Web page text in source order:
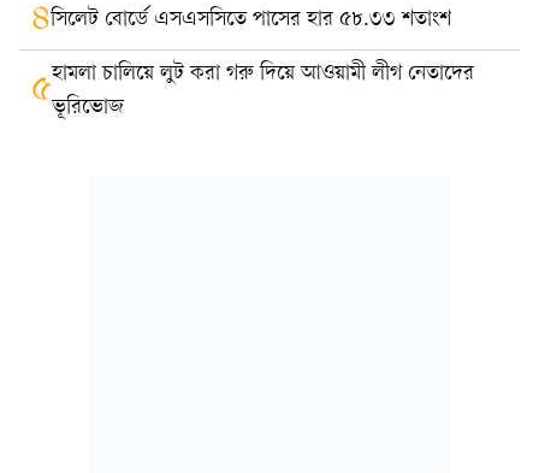
৪সিলেট বোর্ডে এসএসসিতে পাসের হার ৫৮.৩৩ শতাংশ
৫হামলা চালিয়ে লুট করা গরু দিয়ে আওয়ামী লীগ নেতাদের
ভূরিভোজ